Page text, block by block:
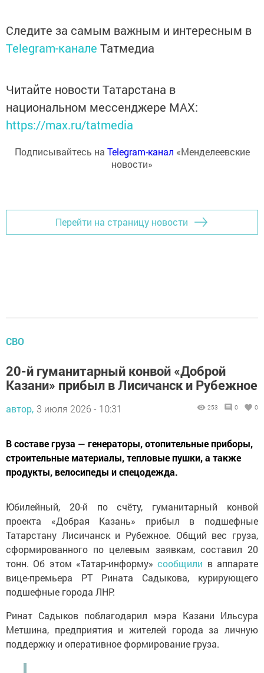
Следите за самым важным и интересным в
Telegram-канале Татмедиа
Читайте новости Татарстана в
национальном мессенджере MАХ:
https://max.ru/tatmedia
Подписывайтесь на Telegram-канал «Менделеевские
новости»
Перейти на страницу новости
СВО
20-й гуманитарный конвой «Доброй
Казани» прибыл в Лисичанск и Рубежное
автор, 3 июля 2026 - 10:31 253 0 0
В составе груза — генераторы, отопительные приборы,
строительные материалы, тепловые пушки, а также
продукты, велосипеды и спецодежда.
Юбилейный, 20-й по счёту, гуманитарный конвой
проекта «Добрая Казань» прибыл в подшефные
Татарстану Лисичанск и Рубежное. Общий вес груза,
сформированного по целевым заявкам, составил 20
тонн. Об этом «Татар-информу»сообщили в аппарате
вице-премьера РТ Рината Садыкова, курирующего
подшефные города ЛНР.
Ринат Садыков поблагодарил мэра Казани Ильсура
Метшина, предприятия и жителей города за личную
поддержку и оперативное формирование груза.